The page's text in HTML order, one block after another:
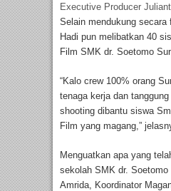
Executive Producer
Selain mendukung secara
Hadi pun melibatkan 40
Film SMK dr. Soetomo
“Kalo crew 100% orang
tenaga kerja dan
shooting dibantu siswa
Film yang magang,”
Menguatkan apa yang
sekolah SMK dr. Soetomo
Amrida, Koordinator